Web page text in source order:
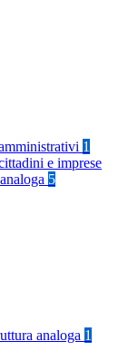
1
e imprese
5
analoga 1